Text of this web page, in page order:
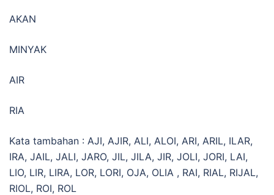
AKAN
MINYAK
AIR
RIA
Kata tambahan : AJI, AJIR, ALI, ALOI, ARI, ARIL, ILAR,
IRA, JAIL, JALI, JARO, JIL, JILA, JIR, JOLI, JORI, LAI,
LIO, LIR, LIRA, LOR, LORI, OJA, OLIA , RAI, RIAL, RIJAL,
RIOL, ROI, ROL